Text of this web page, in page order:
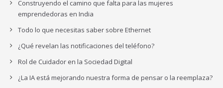
Construyendo el camino que falta para las mujeres
emprendedoras en India
Todo lo que necesitas saber sobre Ethernet
¿Qué revelan las notificaciones del teléfono?
Rol de Cuidador en la Sociedad Digital
¿La IA está mejorando nuestra forma de pensar o la reemplaza?